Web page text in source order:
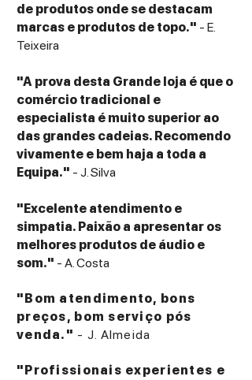
de produtos onde se destacam
marcas e produtos de topo." - E.
Teixeira
"A prova desta Grande loja é que o
comércio tradicional e
especialista é muito superior ao
das grandes cadeias. Recomendo
vivamente e bem haja a toda a
Equipa." - J. Silva
"Excelente atendimento e
simpatia. Paixão a apresentar os
melhores produtos de áudio e
som." - A. Costa
"Bom atendimento, bons
preços, bom serviço pós
venda." - J. Almeida
"Profissionais experientes e